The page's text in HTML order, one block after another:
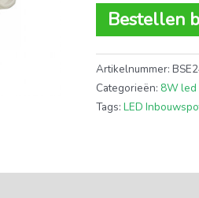
Bestellen
Artikelnummer:
Categorieën: 8W led
Tags:LED